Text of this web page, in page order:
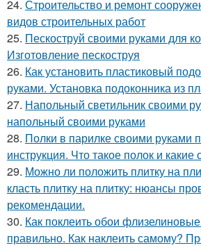
24. Строительство и ремонт
видов строительных работ
25. Пескоструй своими руками для
Изготовление пескоструя
26. Как установить пластиковый
руками. Установка подоконника из
27. Напольный светильник своими
напольный своими руками
28. Полки в парилке своими руками
инструкция. Что такое полок и
29. Можно ли положить плитку на
класть плитку на плитку: нюансы
рекомендации.
30. Как поклеить обои
правильно. Как наклеить самому?